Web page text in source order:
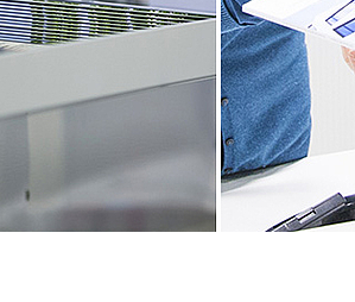
Menuplan Mensa
Anmeldung und